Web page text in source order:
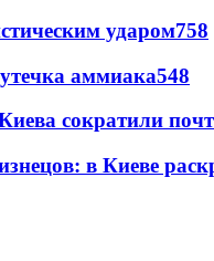
ударом758
аммиака548
сократили
в Киеве